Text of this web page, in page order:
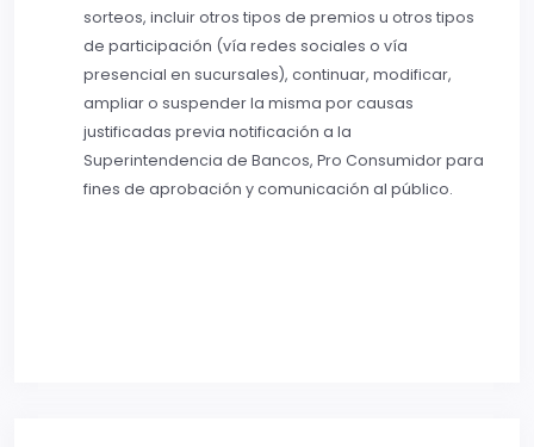
sorteos, incluir otros tipos de premios u otros tipos
de participación (vía redes sociales o vía
presencial en sucursales), continuar, modificar,
ampliar o suspender la misma por causas
justificadas previa notificación a la
Superintendencia de Bancos, Pro Consumidor para
fines de aprobación y comunicación al público.